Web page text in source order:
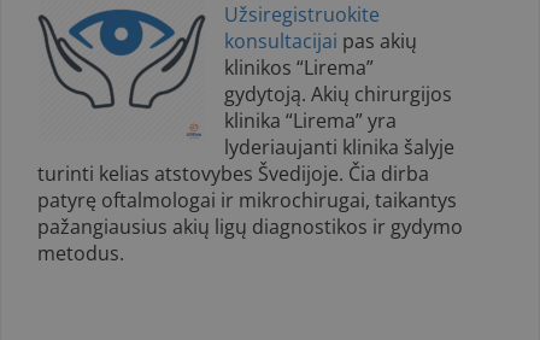
Užsiregistruokite
konsultacijai pas akių
klinikos “Lirema”
gydytoją. Akių chirurgijos
klinika “Lirema” yra
lyderiaujanti klinika šalyje
turinti kelias atstovybes Švedijoje. Čia dirba
patyrę oftalmologai ir mikrochirugai, taikantys
pažangiausius akių ligų diagnostikos ir gydymo
metodus.